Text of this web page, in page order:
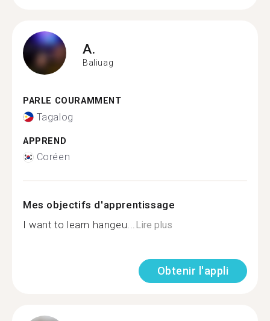
A.
Baliuag
PARLE COURAMMENT
Tagalog
APPREND
Coréen
Mes objectifs d'apprentissage
I want to learn hangeu...Lire plus
Obtenir l'appli